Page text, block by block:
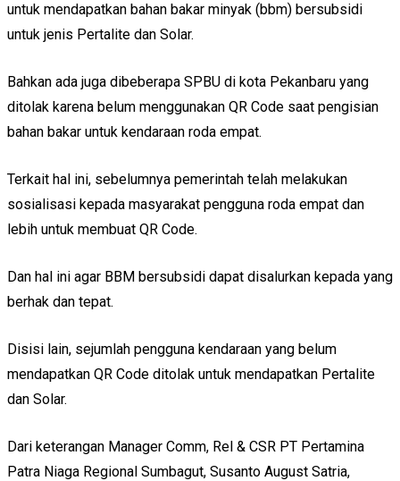
untuk mendapatkan bahan bakar minyak (bbm) bersubsidi
untuk jenis Pertalite dan Solar.
Bahkan ada juga dibeberapa SPBU di kota Pekanbaru yang
ditolak karena belum menggunakan QR Code saat pengisian
bahan bakar untuk kendaraan roda empat.
Terkait hal ini, sebelumnya pemerintah telah melakukan
sosialisasi kepada masyarakat pengguna roda empat dan
lebih untuk membuat QR Code.
Dan hal ini agar BBM bersubsidi dapat disalurkan kepada yang
berhak dan tepat.
Disisi lain, sejumlah pengguna kendaraan yang belum
mendapatkan QR Code ditolak untuk mendapatkan Pertalite
dan Solar.
Dari keterangan Manager Comm, Rel & CSR PT Pertamina
Patra Niaga Regional Sumbagut, Susanto August Satria,